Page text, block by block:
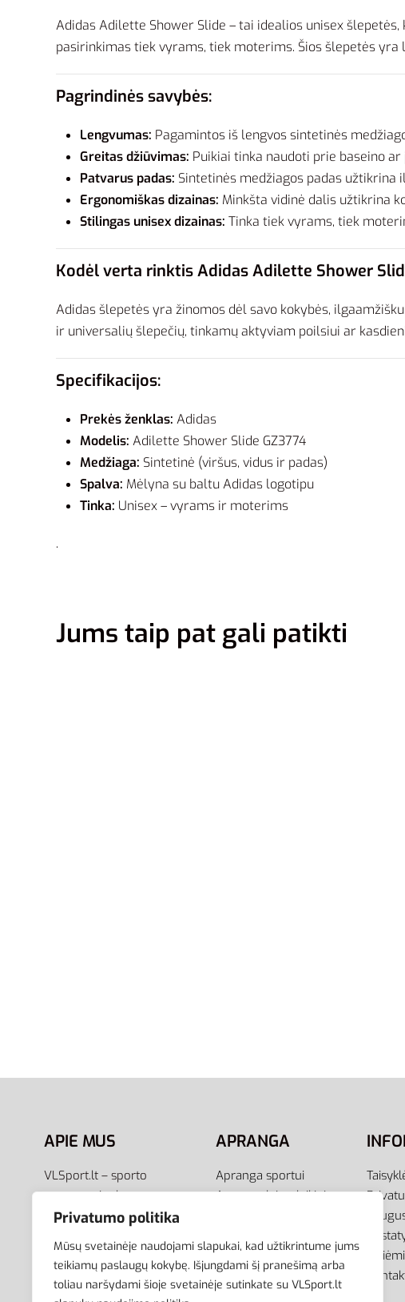
Privatumo politika
Mūsų svetainėje naudojami slapukai, kad užtikrintume jums
teikiamų paslaugų kokybę. Išjungdami šį pranešimą arba
toliau naršydami šioje svetainėje sutinkate su VLSport.lt
Adidas Adilette Shower Slide – tai idealios unisex
pasirinkimas tiek vyrams, tiek moterims. Šios šlepetės
Pagrindinės savybės:
Lengvumas: Pagamintos iš lengvos sintetinės
Greitas džiūvimas: Puikiai tinka naudoti prie baseino ar
Patvarus padas: Sintetinės medžiagos padas užtikrina
Ergonomiškas dizainas: Minkšta vidinė dalis užtikrina
Stilingas unisex dizainas: Tinka tiek vyrams, tiek
Kodėl verta rinktis Adidas Adilette Shower
Adidas šlepetės yra žinomos dėl savo kokybės,
ir universalių šlepečių, tinkamų aktyviam poilsiui ar
Specifikacijos:
Prekės ženklas: Adidas
Modelis: Adilette Shower Slide GZ3774
Medžiaga: Sintetinė (viršus, vidus ir padas)
Spalva: Mėlyna su baltu Adidas logotipu
Tinka: Unisex – vyrams ir moterims
.
Jums taip pat gali patikti
Pasirinkti savybes
APIE MUS
VLSport.lt – sporto
aprangos ir aksesuarų
el.parduotuvė aktyviam
aprangą visai šeimai –
vyrams, moterims bei
vaikams.
APRANGA
Apranga sportui
Apranga laisvalaikiui
Krepšiai